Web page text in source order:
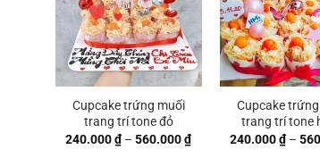
Cupcake trứng muối
trang trí tone đỏ
240.000₫ – 560.000₫Khoảng
giá:
Cupcake
trang trí tone
240.000₫ –